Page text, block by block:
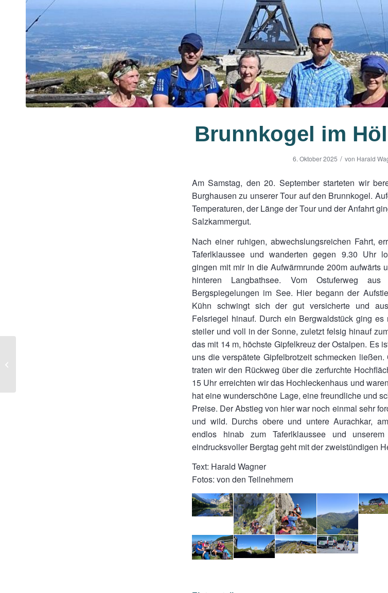
Brunnkogel im
6. Oktober 2025 / von Harald
Am Samstag, den 20. September starteten wir
Burghausen zu unserer Tour auf den Brunnkogel.
Temperaturen, der Länge der Tour und der Anfahrt
Salzkammergut.
Nach einer ruhigen, abwechslungsreichen Fahrt,
Taferlklaussee und wanderten gegen 9.30 Uhr
gingen mit mir in die Aufwärmrunde 200m aufwärts
hinteren Langbathsee. Vom Ostuferweg
Bergspiegelungen im See. Hier begann der
Kühn schwingt sich der gut versicherte und
Felsriegel hinauf. Durch ein Bergwaldstück ging
steiler und voll in der Sonne, zuletzt felsig hinauf
das mit 14 m, höchste Gipfelkreuz der Ostalpen. Es
uns die verspätete Gipfelbrotzeit schmecken
traten wir den Rückweg über die zerfurchte
15 Uhr erreichten wir das Hochleckenhaus und
hat eine wunderschöne Lage, eine freundliche und
Preise. Der Abstieg von hier war noch einmal sehr
und wild. Durchs obere und untere Aurachkar,
endlos hinab zum Taferlklaussee und
eindrucksvoller Bergtag geht mit der zweistündigen
Text: Harald Wagner
Fotos: von den Teilnehmern